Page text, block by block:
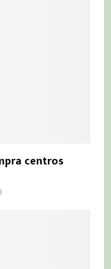
centros